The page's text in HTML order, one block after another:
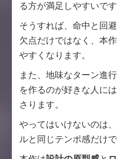
る方が満足しやすいです
そうすれば、命中と回
欠点だけではなく、本
やすくなります。
また、地味なターン進
を作るのが好きな人に
さります。
やってはいけないのは
ルと同じテンポ感だけ